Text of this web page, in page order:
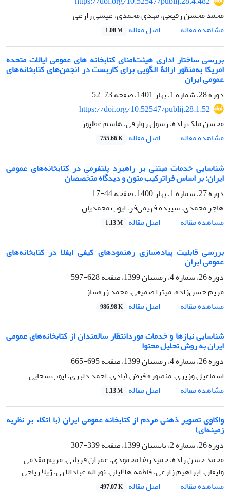
محمد محسن رفیعی، مهدی محمدی، عیسی زارعی
مشاهده مقاله
اصل مقاله 1.08 M
بررسی ساختار اداری هیئت‌امنای کتابخانه های عمومی ایالات متحده
امریکا به‌منظور ارائۀ الگویی برای کاربست در انجمن‌های کتابخانه‌های
عمومی ایران
دوره 28، شماره 1، بهار 1401، صفحه
73-52
https://doi.org/10.52547/publij.28.1.52
محسن ملک زاده، رسول زوارقى، هاشم عطاپور
مشاهده مقاله
اصل مقاله 755.66 K
شناسایی خدمات مبتنی بر راهبرد پلتفرمی در کتابخانه‌های عمومی
ایران: بر اساس فراترکیب متون و دیدگاه متخصصان
دوره 27، شماره 1، بهار 1400، صفحه
44-17
هاجر محمدی، سپیده فهیمی‌فر، ایوب محمدیان
مشاهده مقاله
اصل مقاله 1.13 M
بررسی قابلیت پیاده‌سازی رهنمودهای کیفی ایفلا در کتابخانه‌های
عمومی ایران
دوره 26، شماره 4، زمستان 1399، صفحه
628-597
مریم حسن‌زاده، میترا صمیعی، محمد زره‌ساز
مشاهده مقاله
اصل مقاله 986.98 K
شناسایی نیازها و خدمات موردانتظار سالمندان از کتابخانه‌های عمومی
ایران به روش تحلیل محتوا
دوره 26، شماره 4، زمستان 1399، صفحه
695-665
اسماعیل وزیرى، منصوره فیض آبادی، احمد دلبری، ایوب سخایی
مشاهده مقاله
اصل مقاله 1.13 M
واکاوی تصویر ذهنی مردم از کتابخانه عمومی ایران (با اتکاء بر نظریه
زمینه‌ای)
دوره 26، شماره 2، تابستان 1399، صفحه
339-307
محمد حسن زاده، حمیدرضا محمودی، عمران قربانی، مریم مقدمی
وایقان، ابراهیم زارعی، فاطمه هلالیان، نوراله عباداللهی، ژیلا ریاحی
مشاهده مقاله
اصل مقاله 497.07 K